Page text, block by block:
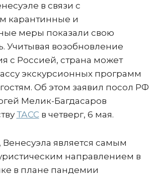
в связи с
карантинные и
меры показали свою
Учитывая возобновление
с Россией, страна может
экскурсионных программ
Об этом заявил посол РФ
Мелик-Багдасаров
ТАСС в четверг, 6 мая.
Венесуэла является самым
направлением в
в плане пандемии